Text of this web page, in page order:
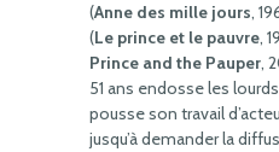
(Anne des mille jours,
(Le prince et le pauvre,
Prince and the Pauper,
51 ans endosse les
pousse son travail
jusqu’à demander la